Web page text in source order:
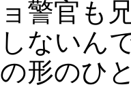
ョ警官も
しないん
の形のひ